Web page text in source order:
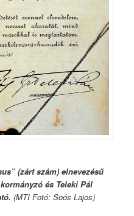
(zárt szám) elnevezésű
és Teleki Pál
(MTI Fotó: Soós Lajos)